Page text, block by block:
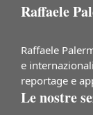
Raffaele
Raffaele
e
reportage e
Le nostre